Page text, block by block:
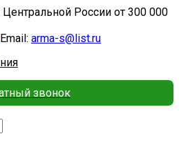
Центральной России от 300 000
Email: arma-s@list.ru
звонок